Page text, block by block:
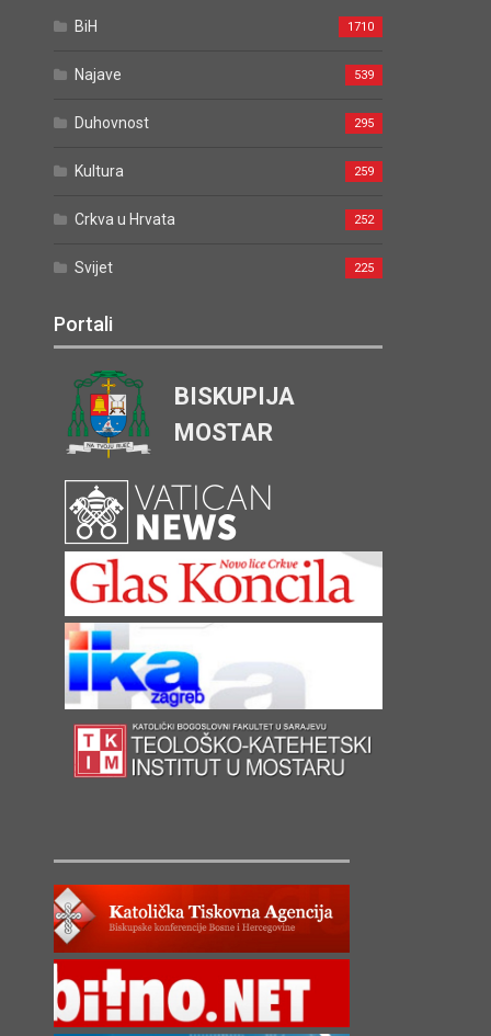
BiH 1710
Najave 539
Duhovnost 295
Kultura 259
Crkva u Hrvata 252
Svijet 225
Portali
BISKUPIJA
MOSTAR